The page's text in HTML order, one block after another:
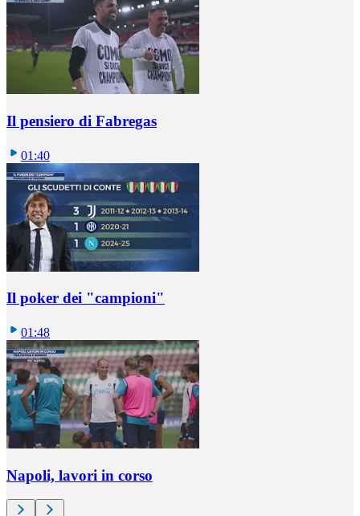
Il pensiero di Fabregas
01:40
Il poker dei "campioni"
01:48
Napoli, lavori in corso